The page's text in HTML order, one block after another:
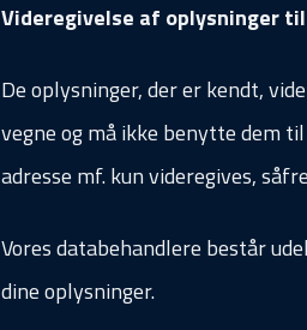
Videregivelse af oplysninger
De oplysninger, der er kendt,
vegne og må ikke benytte dem
adresse mf. kun videregives,
Vores databehandlere består
dine oplysninger.